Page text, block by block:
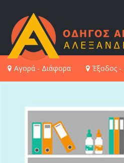
Αγορά - Διάφορα Έξοδος -